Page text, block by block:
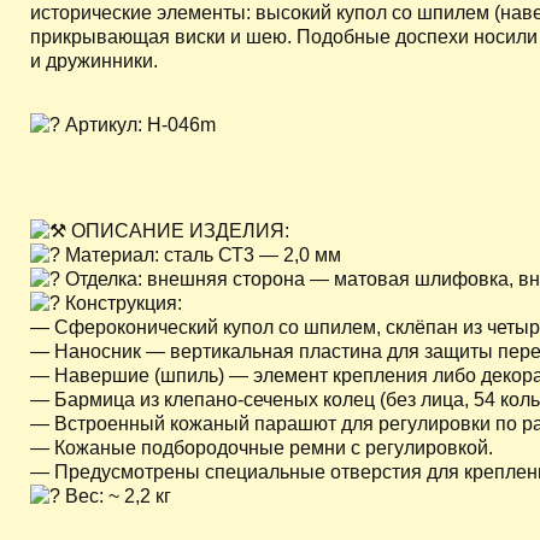
исторические элементы: высокий купол со шпилем
прикрывающая виски и шею. Подобные доспехи
и дружинники.
Артикул: H-046m
ОПИСАНИЕ ИЗДЕЛИЯ:
Материал: сталь СТ3 — 2,0 мм
Отделка: внешняя сторона — матовая шлифовка,
Конструкция:
— Сфероконический купол со шпилем, склёпан из
— Наносник — вертикальная пластина для защиты
— Навершие (шпиль) — элемент крепления либо
— Бармица из клепано-сеченых колец (без лица, 54
— Встроенный кожаный парашют для регулировки по
— Кожаные подбородочные ремни с регулировкой.
— Предусмотрены специальные отверстия для
Вес: ~ 2,2 кг